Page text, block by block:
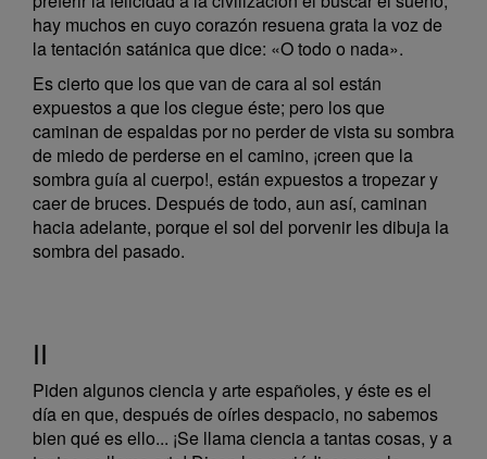
hay muchos en cuyo corazón resuena grata la voz de
la tentación satánica que dice: «O todo o nada».
Es cierto que los que van de cara al sol están
expuestos a que los ciegue éste; pero los que
caminan de espaldas por no perder de vista su sombra
de miedo de perderse en el camino, ¡creen que la
sombra guía al cuerpo!, están expuestos a tropezar y
caer de bruces. Después de todo, aun así, caminan
hacia adelante, porque el sol del porvenir les dibuja la
sombra del pasado.
II
Piden algunos ciencia y arte españoles, y éste es el
día en que, después de oírles despacio, no sabemos
bien qué es ello... ¡Se llama ciencia a tantas cosas, y a